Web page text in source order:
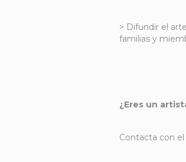
> Difundir el
familias y
¿Eres un
Contacta con el